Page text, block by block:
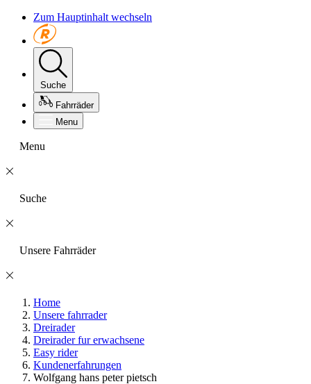
Zum Hauptinhalt wechseln
Suche
Fahrräder
Menu
Menu
Suche
Unsere Fahrräder
Home
Unsere fahrrader
Dreirader
Dreirader fur erwachsene
Easy rider
Kundenerfahrungen
Wolfgang hans peter pietsch